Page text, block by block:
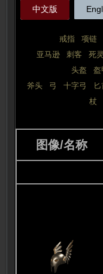
中文版
戒指 | 项链
亚马逊 | 刺客 | 死
头盔
盔
斧头 | 弓 十字弓
杖
图像/名称